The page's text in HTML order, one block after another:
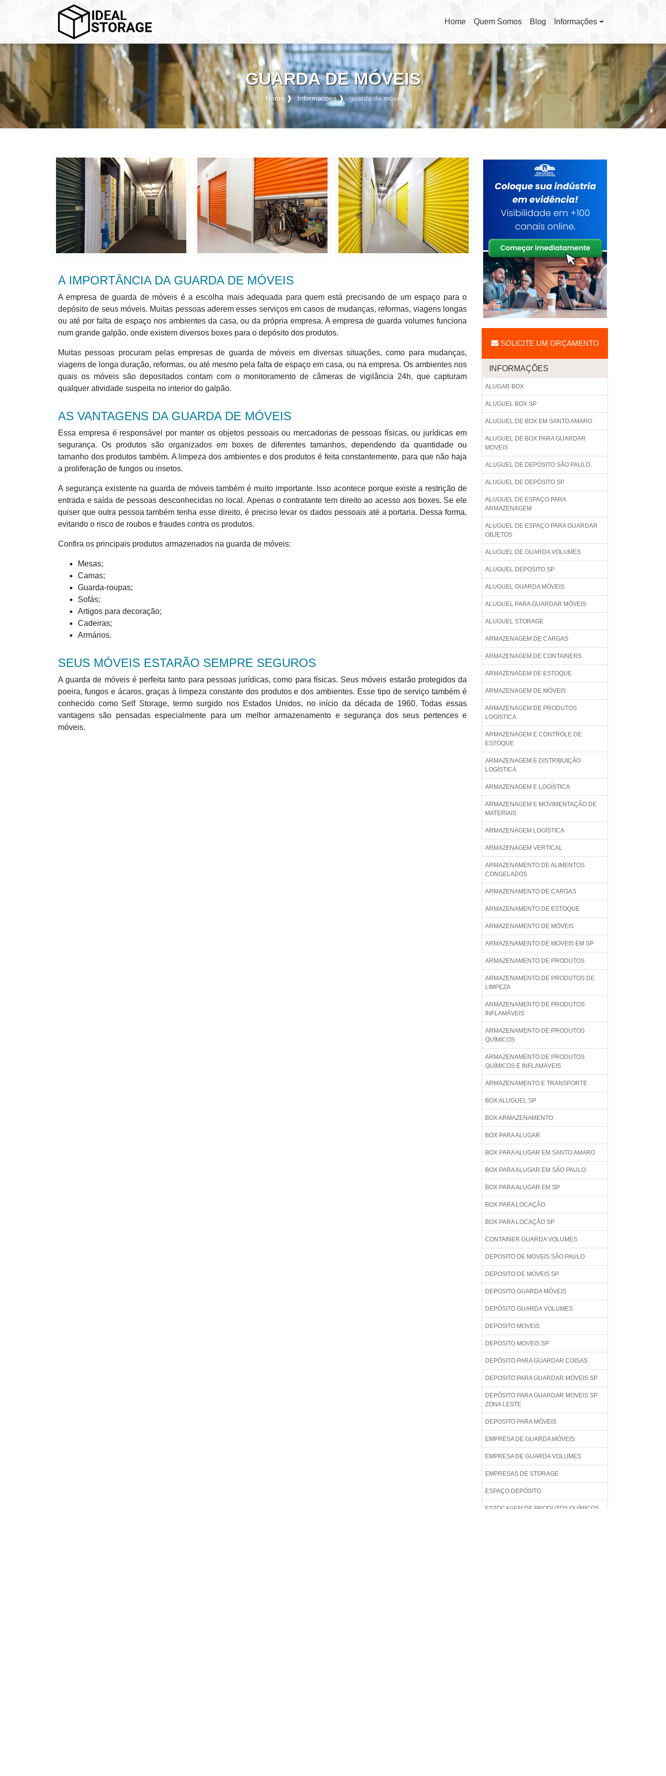
Home
(current)
Quem Somos Blog Informações
GUARDA DE MÓVEIS
Home ❱ Informacoes ❱ guarda de móveis
A IMPORTÂNCIA DA GUARDA DE MÓVEIS
A empresa de guarda de móveis é a escolha mais adequada para quem está precisando de um espaço para o
depósito de seus móveis. Muitas pessoas aderem esses serviços em casos de mudanças, reformas, viagens longas
ou até por falta de espaço nos ambientes da casa, ou da própria empresa. A empresa de guarda volumes funciona
num grande galpão, onde existem diversos boxes para o depósito dos produtos.
Muitas pessoas procuram pelas empresas de guarda de móveis em diversas situações, como para mudanças,
viagens de longa duração, reformas, ou até mesmo pela falta de espaço em casa, ou na empresa. Os ambientes nos
quais os móveis são depositados contam com o monitoramento de câmeras de vigilância 24h, que capturam
qualquer atividade suspeita no interior do galpão.
AS VANTAGENS DA GUARDA DE MÓVEIS
Essa empresa é responsável por manter os objetos pessoais ou mercadorias de pessoas físicas, ou jurídicas em
segurança. Os produtos são organizados em boxes de diferentes tamanhos, dependendo da quantidade ou
tamanho dos produtos também. A limpeza dos ambientes e dos produtos é feita constantemente, para que não haja
a proliferação de fungos ou insetos.
A segurança existente na guarda de móveis também é muito importante. Isso acontece porque existe a restrição de
entrada e saída de pessoas desconhecidas no local. Apenas o contratante tem direito ao acesso aos boxes. Se ele
quiser que outra pessoa também tenha esse direito, é preciso levar os dados pessoais até a portaria. Dessa forma,
evitando o risco de roubos e fraudes contra os produtos.
Confira os principais produtos armazenados na guarda de móveis:
Mesas;
Camas;
Guarda-roupas;
Sofás;
Artigos para decoração;
Cadeiras;
Armários.
SEUS MÓVEIS ESTARÃO SEMPRE SEGUROS
A guarda de móveis é perfeita tanto para pessoas jurídicas, como para físicas. Seus móveis estarão protegidos da
poeira, fungos e ácaros, graças à limpeza constante dos produtos e dos ambientes. Esse tipo de serviço também é
conhecido como Self Storage, termo surgido nos Estados Unidos, no início da década de 1960. Todas essas
vantagens são pensadas especialmente para um melhor armazenamento e segurança dos seus pertences e
móveis.
SOLICITE UM ORÇAMENTO
INFORMAÇÕES
ALUGAR BOX
ALUGUEL BOX SP
ALUGUEL DE BOX EM SANTO AMARO
ALUGUEL DE BOX PARA GUARDAR
MOVEIS
ALUGUEL DE DEPÓSITO SÃO PAULO
ALUGUEL DE DEPÓSITO SP
ALUGUEL DE ESPAÇO PARA
ARMAZENAGEM
ALUGUEL DE ESPAÇO PARA GUARDAR
OBJETOS
ALUGUEL DE GUARDA VOLUMES
ALUGUEL DEPOSITO SP
ALUGUEL GUARDA MÓVEIS
ALUGUEL PARA GUARDAR MÓVEIS
ALUGUEL STORAGE
ARMAZENAGEM DE CARGAS
ARMAZENAGEM DE CONTAINERS
ARMAZENAGEM DE ESTOQUE
ARMAZENAGEM DE MÓVEIS
ARMAZENAGEM DE PRODUTOS
LOGÍSTICA
ARMAZENAGEM E CONTROLE DE
ESTOQUE
ARMAZENAGEM E DISTRIBUIÇÃO
LOGÍSTICA
ARMAZENAGEM E LOGÍSTICA
ARMAZENAGEM E MOVIMENTAÇÃO DE
MATERIAIS
ARMAZENAGEM LOGÍSTICA
ARMAZENAGEM VERTICAL
ARMAZENAMENTO DE ALIMENTOS
CONGELADOS
ARMAZENAMENTO DE CARGAS
ARMAZENAMENTO DE ESTOQUE
ARMAZENAMENTO DE MÓVEIS
ARMAZENAMENTO DE MOVEIS EM SP
ARMAZENAMENTO DE PRODUTOS
ARMAZENAMENTO DE PRODUTOS DE
LIMPEZA
ARMAZENAMENTO DE PRODUTOS
INFLAMÁVEIS
ARMAZENAMENTO DE PRODUTOS
QUÍMICOS
ARMAZENAMENTO DE PRODUTOS
QUÍMICOS E INFLAMÁVEIS
ARMAZENAMENTO E TRANSPORTE
BOX ALUGUEL SP
BOX ARMAZENAMENTO
BOX PARA ALUGAR
BOX PARA ALUGAR EM SANTO AMARO
BOX PARA ALUGAR EM SÃO PAULO
BOX PARA ALUGAR EM SP
BOX PARA LOCAÇÃO
BOX PARA LOCAÇÃO SP
CONTAINER GUARDA VOLUMES
DEPOSITO DE MOVEIS SÃO PAULO
DEPOSITO DE MOVEIS SP
DEPOSITO GUARDA MÓVEIS
DEPÓSITO GUARDA VOLUMES
DEPOSITO MOVEIS
DEPOSITO MOVEIS SP
DEPÓSITO PARA GUARDAR COISAS
DEPOSITO PARA GUARDAR MÓVEIS SP
DEPÓSITO PARA GUARDAR MOVEIS SP
ZONA LESTE
DEPOSITO PARA MÓVEIS
EMPRESA DE GUARDA MÓVEIS
EMPRESA DE GUARDA VOLUMES
EMPRESAS DE STORAGE
ESPAÇO DEPÓSITO
ESTOCAGEM DE PRODUTOS QUÍMICOS